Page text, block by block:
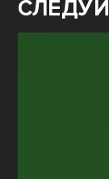
СЛЕДУЙ